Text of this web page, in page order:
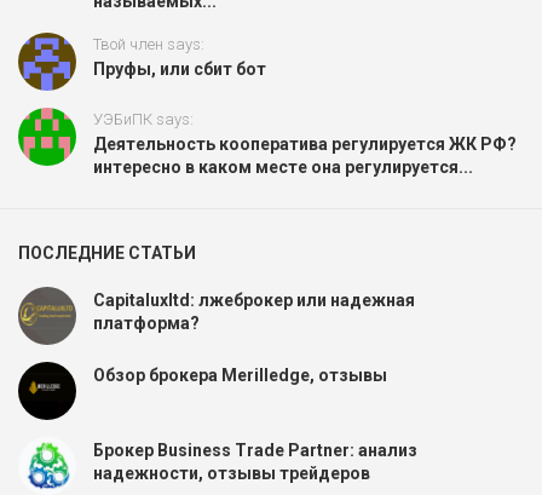
Твой член says:
Пруфы, или сбит бот
УЭБиПК says:
Деятельность кооператива регулируется ЖК РФ?
интересно в каком месте она регулируется...
ПОСЛЕДНИЕ СТАТЬИ
Capitaluxltd: лжеброкер или надежная
платформа?
Обзор брокера Merilledge, отзывы
Брокер Business Trade Partner: анализ
надежности, отзывы трейдеров